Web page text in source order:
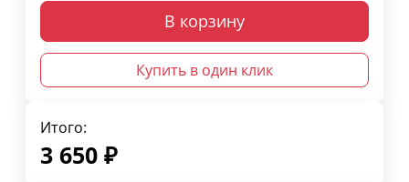
В корзину
Купить в один клик
Итого:
3 650 ₽